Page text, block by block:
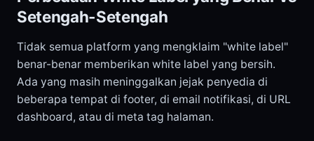
Setengah-Setengah
Tidak semua platform yang mengklaim "white label"
benar-benar memberikan white label yang bersih.
Ada yang masih meninggalkan jejak penyedia di
beberapa tempat di footer, di email notifikasi, di URL
dashboard, atau di meta tag halaman.